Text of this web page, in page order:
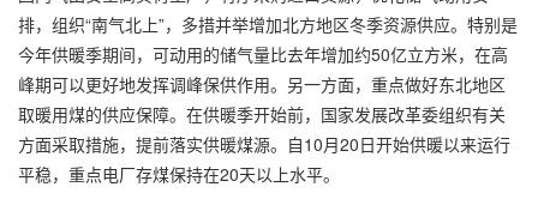
排，组织“南气北上”，多措并举增加北方地区冬季资源供应。特别是
今年供暖季期间，可动用的储气量比去年增加约50亿立方米，在高
峰期可以更好地发挥调峰保供作用。另一方面，重点做好东北地区
取暖用煤的供应保障。在供暖季开始前，国家发展改革委组织有关
方面采取措施，提前落实供暖煤源。自10月20日开始供暖以来运行
平稳，重点电厂存煤保持在20天以上水平。